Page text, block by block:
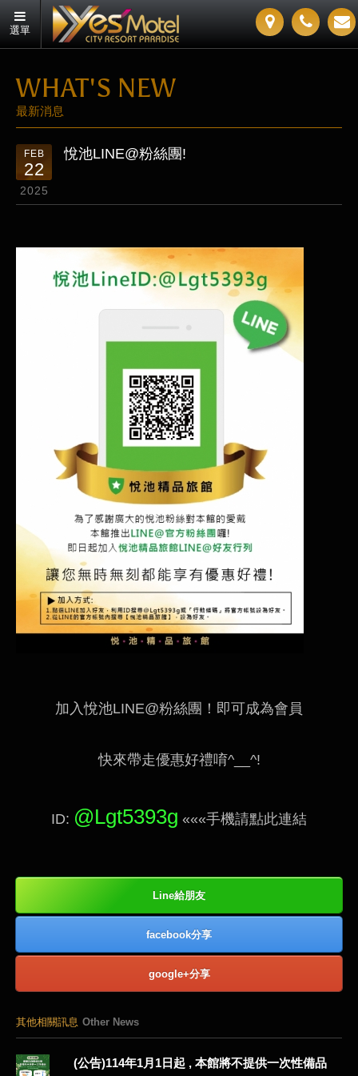
選單
WHAT'S NEW
最新消息
FEB
22
2025
悅池LINE@粉絲團!
加入悅池LINE@粉絲團！即可成為會員
快來帶走優惠好禮唷^__^!
ID: @Lgt5393g «««手機請點此連結
Line給朋友
facebook分享
google+分享
其他相關訊息 Other News
(公告)114年1月1日起 , 本館將不提供一次性備品